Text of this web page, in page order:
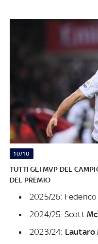
10/10
TUTTI GLI MVP DEL
DEL PREMIO
2025/26: Federico
2024/25: Scott
2023/24: Lautaro